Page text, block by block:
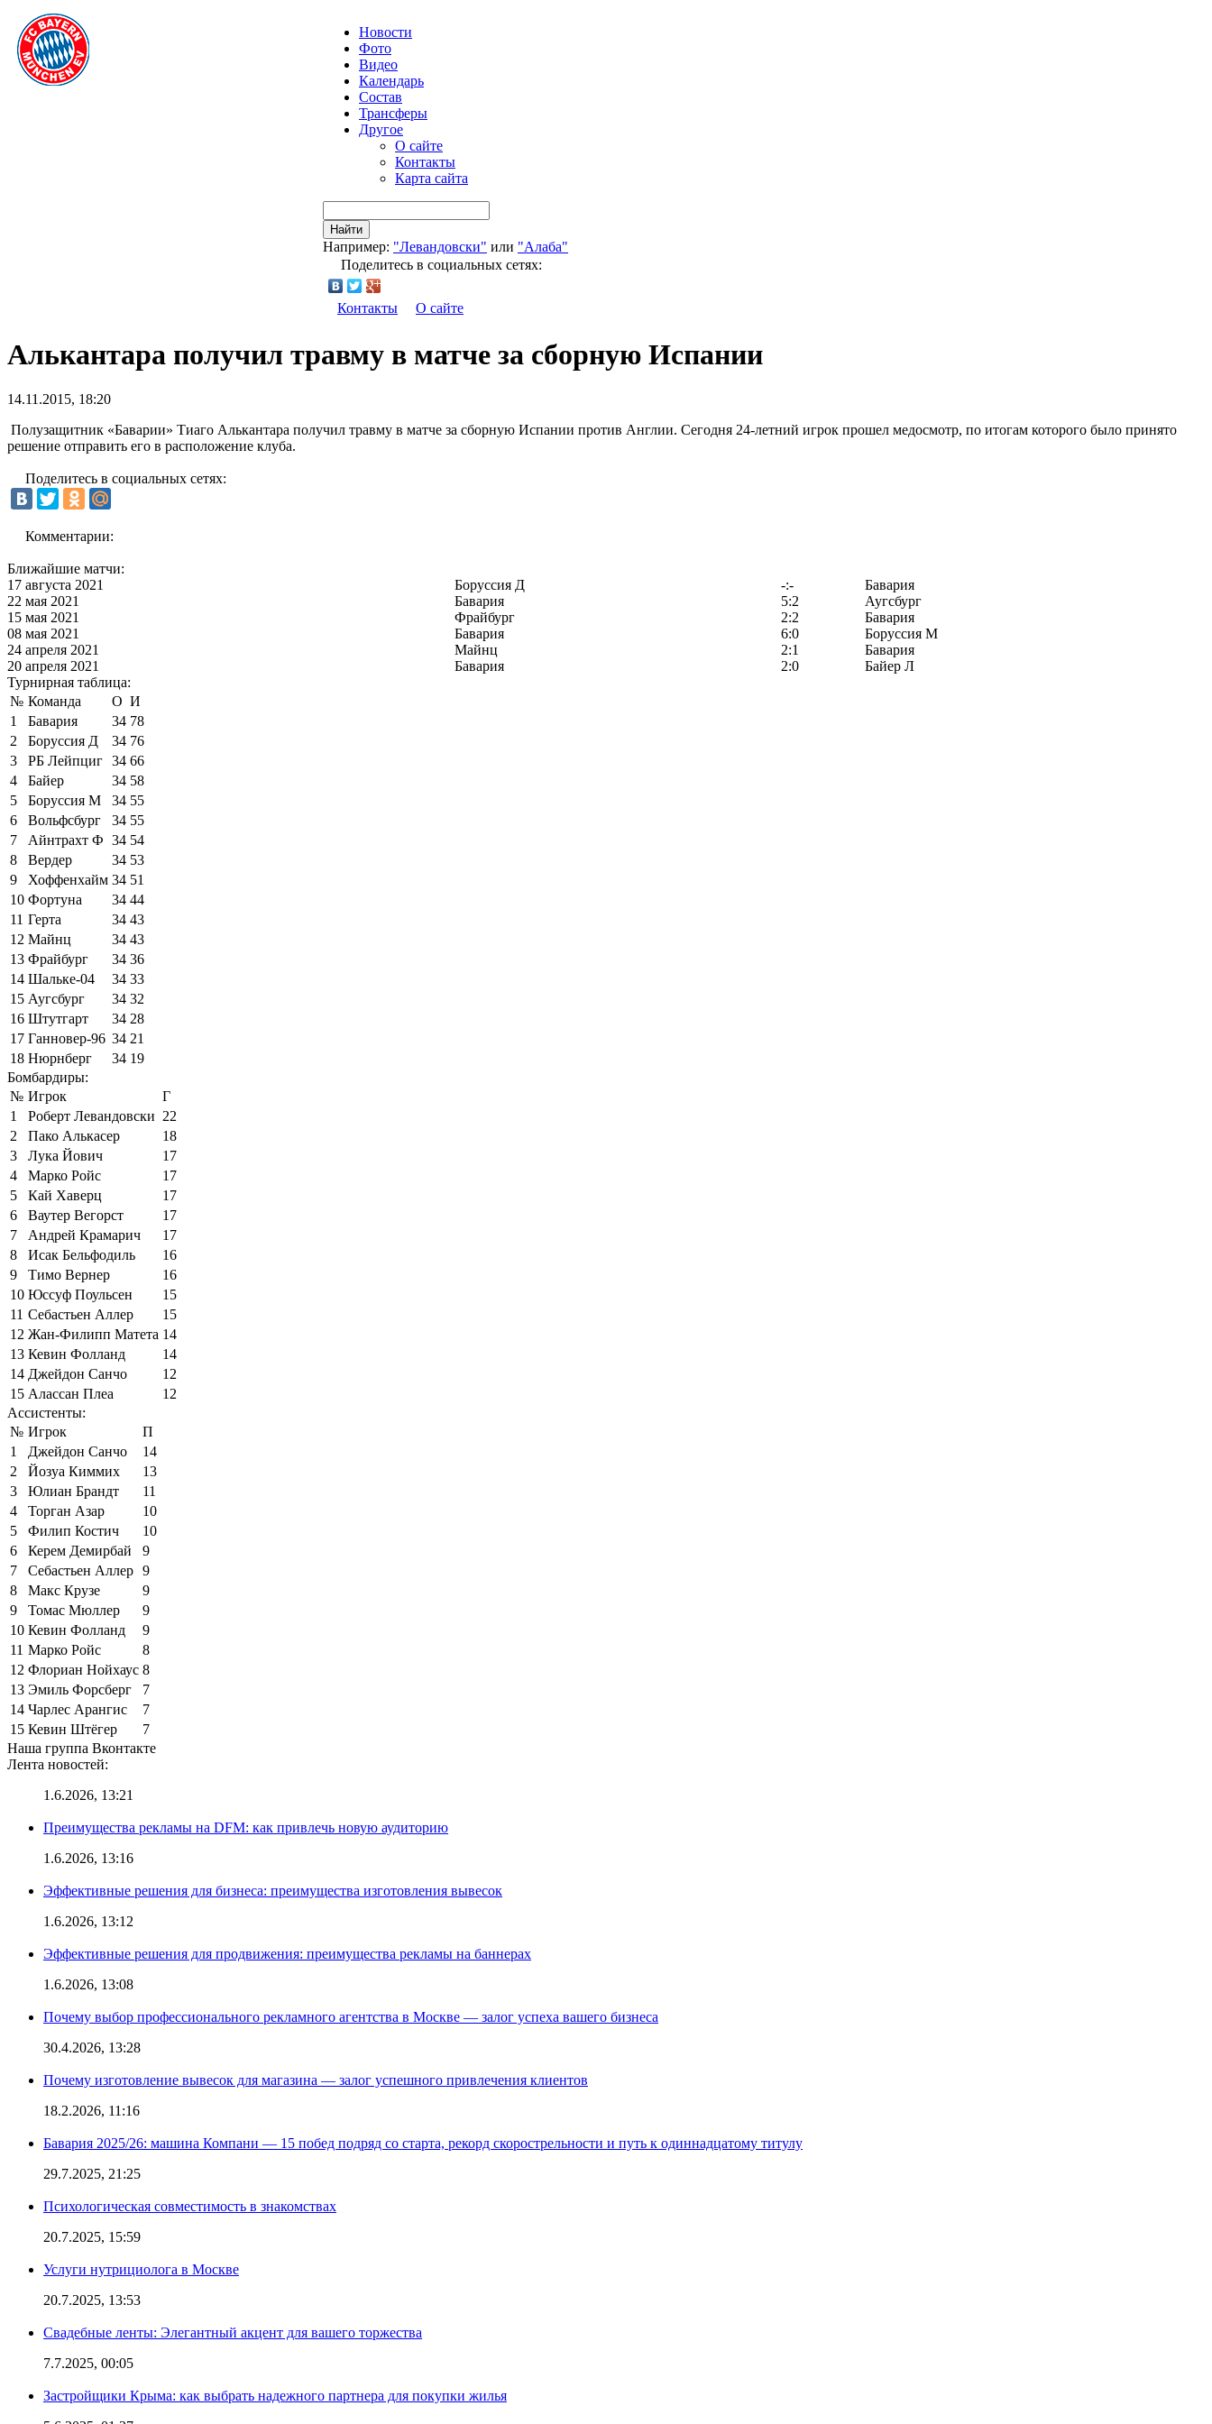
Новости
Фото
Видео
Календарь
Состав
Трансферы
Другое
О сайте
Контакты
Карта сайта
Найти
Например: "Левандовски" или "Алаба"
Поделитесь в социальных сетях:
Контакты О сайте
Алькантара получил травму в матче за сборную Испании
14.11.2015, 18:20
Полузащитник «Баварии» Тиаго Алькантара получил травму в матче за сборную Испании против Англии. Сегодня 24-летний игрок прошел медосмотр, по итогам которого было принято
решение отправить его в расположение клуба.
Поделитесь в социальных сетях:
Комментарии:
Ближайшие матчи:
17 августа 2021
Боруссия Д -:-
Бавария
22 мая 2021
Бавария 5:2
Аугсбург
15 мая 2021
Фрайбург 2:2
Бавария
08 мая 2021
Бавария 6:0
Боруссия М
24 апреля 2021
Майнц 2:1
Бавария
20 апреля 2021
Бавария 2:0
Байер Л
Турнирная таблица:
№ Команда О И
1
Бавария 34 78
2
Боруссия Д 34 76
3
РБ Лейпциг 34 66
4
Байер 34 58
5
Боруссия М 34 55
6
Вольфсбург 34 55
7
Айнтрахт Ф 34 54
8
Вердер 34 53
9
Хоффенхайм 34 51
10 Фортуна 34 44
11 Герта 34 43
12 Майнц 34 43
13 Фрайбург 34 36
14 Шальке-04 34 33
15 Аугсбург 34 32
16 Штутгарт 34 28
17 Ганновер-96 34 21
18 Нюрнберг 34 19
Бомбардиры:
№ Игрок
Г
1
Роберт Левандовски 22
2
Пако Алькасер
18
3
Лука Йович
17
4
Марко Ройс
17
5
Кай Хаверц
17
6
Ваутер Вегорст
17
7
Андрей Крамарич
17
8
Исак Бельфодиль
16
9
Тимо Вернер
16
10 Юссуф Поульсен
15
11 Себастьен Аллер
15
12 Жан-Филипп Матета 14
13 Кевин Фолланд
14
14 Джейдон Санчо
12
15 Алассан Плеа
12
Ассистенты:
№ Игрок
П
1
Джейдон Санчо
14
2
Йозуа Киммих
13
3
Юлиан Брандт
11
4
Торган Азар
10
5
Филип Костич
10
6
Керем Демирбай
9
7
Себастьен Аллер 9
8
Макс Крузе
9
9
Томас Мюллер
9
10 Кевин Фолланд
9
11 Марко Ройс
8
12 Флориан Нойхаус 8
13 Эмиль Форсберг
7
14 Чарлес Арангис
7
15 Кевин Штёгер
7
Наша группа Вконтакте
Лента новостей:
1.6.2026, 13:21
Преимущества рекламы на DFM: как привлечь новую аудиторию
1.6.2026, 13:16
Эффективные решения для бизнеса: преимущества изготовления вывесок
1.6.2026, 13:12
Эффективные решения для продвижения: преимущества рекламы на баннерах
1.6.2026, 13:08
Почему выбор профессионального рекламного агентства в Москве — залог успеха вашего бизнеса
30.4.2026, 13:28
Почему изготовление вывесок для магазина — залог успешного привлечения клиентов
18.2.2026, 11:16
Бавария 2025/26: машина Компани — 15 побед подряд со старта, рекорд скорострельности и путь к одиннадцатому титулу
29.7.2025, 21:25
Психологическая совместимость в знакомствах
20.7.2025, 15:59
Услуги нутрициолога в Москве
20.7.2025, 13:53
Свадебные ленты: Элегантный акцент для вашего торжества
7.7.2025, 00:05
Застройщики Крыма: как выбрать надежного партнера для покупки жилья